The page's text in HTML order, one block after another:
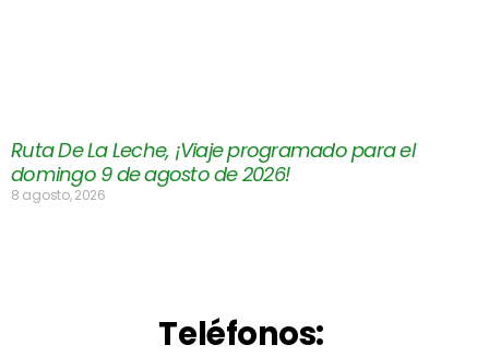
Ruta De La Leche, ¡Viaje programado para el
domingo 9 de agosto de 2026!
8 agosto, 2026
Teléfonos: